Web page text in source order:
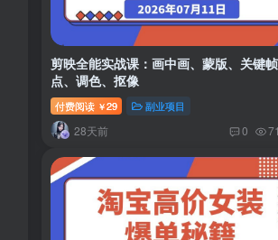
剪映全能实战课：画中画、蒙版、关键
点、调色、抠像
付费阅读 ￥29 副业项目
28天前 0 71